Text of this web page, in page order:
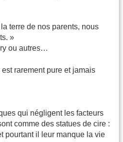
terre de nos parents, nous
»
ou autres…
rarement pure et jamais
qui négligent les facteurs
comme des statues de cire :
pourtant il leur manque la vie